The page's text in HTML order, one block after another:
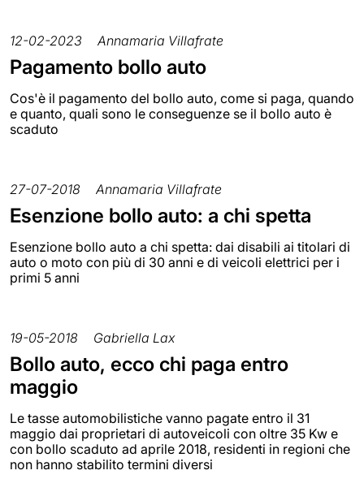
12-02-2023 Annamaria Villafrate
Pagamento bollo auto
Cos'è il pagamento del bollo auto, come si paga, quando
e quanto, quali sono le conseguenze se il bollo auto è
scaduto
27-07-2018 Annamaria Villafrate
Esenzione bollo auto: a chi spetta
Esenzione bollo auto a chi spetta: dai disabili ai titolari di
auto o moto con più di 30 anni e di veicoli elettrici per i
primi 5 anni
19-05-2018 Gabriella Lax
Bollo auto, ecco chi paga entro
maggio
Le tasse automobilistiche vanno pagate entro il 31
maggio dai proprietari di autoveicoli con oltre 35 Kw e
con bollo scaduto ad aprile 2018, residenti in regioni che
non hanno stabilito termini diversi